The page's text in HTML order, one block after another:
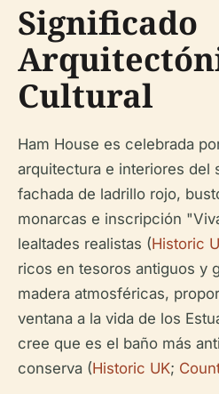
Significado
Cultural
Ham House es celebrada
arquitectura e interiores del
fachada de ladrillo rojo,
monarcas e inscripción
lealtades realistas (Historic
ricos en tesoros antiguos y
madera atmosféricas,
ventana a la vida de los
cree que es el baño más
conserva (Historic UK;